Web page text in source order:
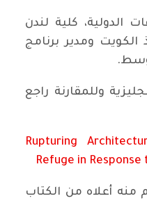
الدولية، كلية لندن
الكويت ومدير برنامج
وللمقارنة راجع
Rupturing
Refuge in Response
منه أعلاه من الكتاب